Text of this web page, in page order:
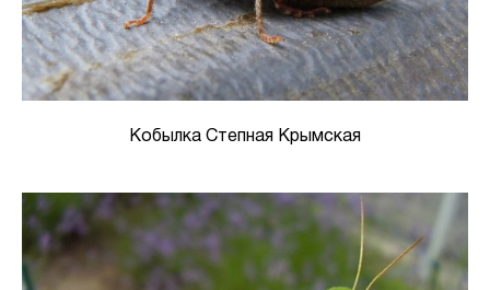
Кобылка Степная Крымская